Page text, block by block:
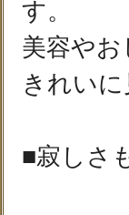
す。
美容や
きれい
■寂しさ